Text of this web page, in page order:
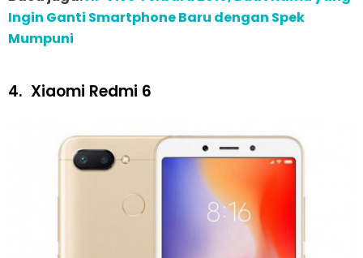
Ingin Ganti Smartphone Baru dengan Spek
Mumpuni
4. Xiaomi Redmi 6